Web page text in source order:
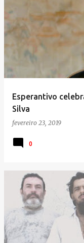
Esperantivo
Silva
fevereiro 23, 2019
0